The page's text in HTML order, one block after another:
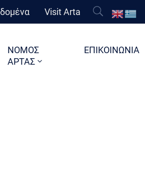
Visit Arta
ΝΟΜΟΣ
ΑΡΤΑΣ
ΕΠΙΚΟΙΝΩΝΙΑ